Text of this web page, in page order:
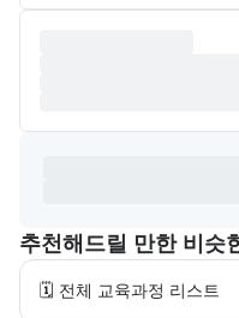
추천해드릴 만한 비슷
🗓️ 전체 교육과정 리스트